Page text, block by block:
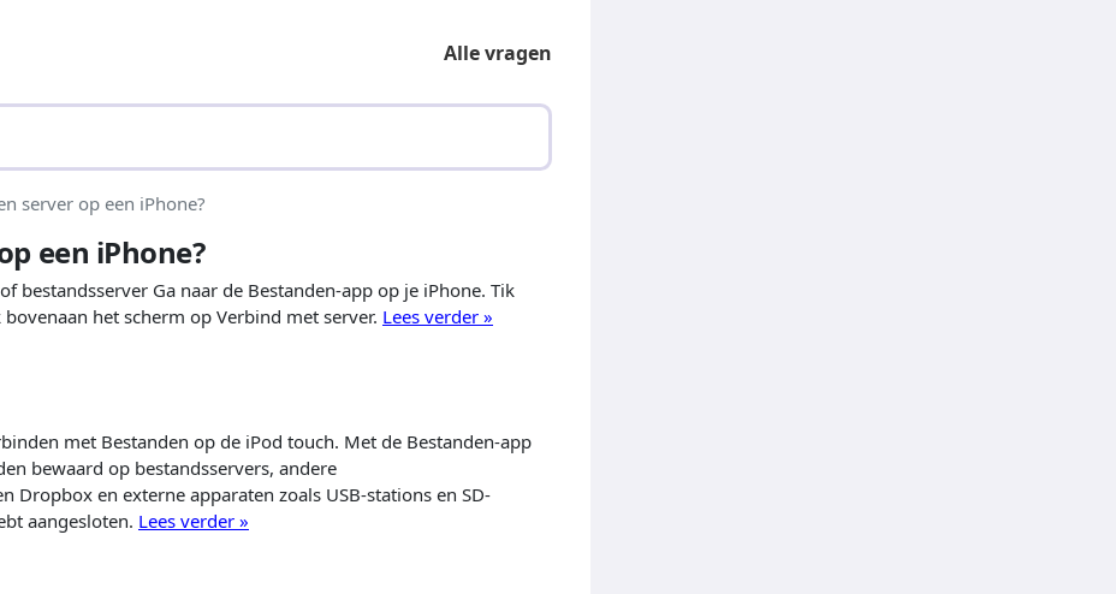
Alle vragen
server op een iPhone?
een iPhone?
bestandsserver Ga naar de Bestanden-app op je iPhone. Tik
het scherm op Verbind met server. Lees verder »
met Bestanden op de iPod touch. Met de Bestanden-app
bewaard op bestandsservers, andere
Dropbox en externe apparaten zoals USB-stations en SD-
aangesloten. Lees verder »